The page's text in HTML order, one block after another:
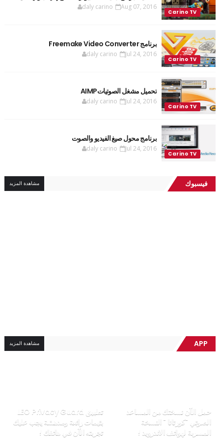
daly carino Aug 07, 2016
برنامج Freemake Video Converter
daly carino Jul 24, 2016
تحميل مشغل الصوتياتAIMP
daly carino Jul 24, 2016
برنامج محول صيغ الفيديو والصوت
daly carino Jul 24, 2016
فيسبوك مشاهدة المزيد
APP مشاهدة المزيد
حمل الآن نسختك من المساعد
الصوتي "كورتانا " النسخة
المسربة لهواتف الاندرويد !
تطبيق LEO Privacy Guard
بثيمات رائعة ومدهشة يجب عليك
تجربته الآن في هاتفك !